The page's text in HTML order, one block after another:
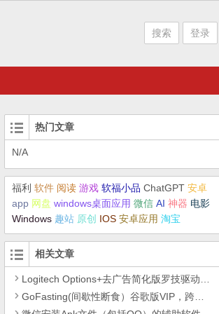
搜索 登录
热门文章
N/A
福利 软件 阅读 游戏 软福小品 ChatGPT 安卓
app 网盘 windows桌面应用 微信 AI 神器 电影
Windows 趣站 原创 IOS 安卓应用 淘宝
相关文章
Logitech Options+去广告简化版罗技驱动精简瘦身Logitech Options+ 小工具
GoFasting(间歇性断食）谷歌版VIP，跨平台剪贴板同步工具-章鱼速贴